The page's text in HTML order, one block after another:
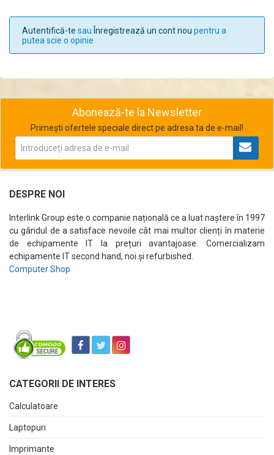
Autentifică-te sauÎnregistrează un cont nou pentru a
putea scie o opinie
Abonează-te la Newsletter
Primești ofertele speciale direct pe adresa ta de e-mail!
DESPRE NOI
Interlink Group este o companie națională ce a luat naștere în 1997
cu gândul de a satisface nevoile cât mai multor clienți în materie
de echipamente IT la prețuri avantajoase. Comercializam
echipamente IT second hand, noi și refurbished.
Computer Shop
CATEGORII DE INTERES
Calculatoare
Laptopuri
Imprimante